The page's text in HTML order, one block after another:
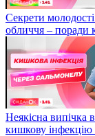
Секрети
обличчя – поради
Неякісна випічка
кишкову інфекцію